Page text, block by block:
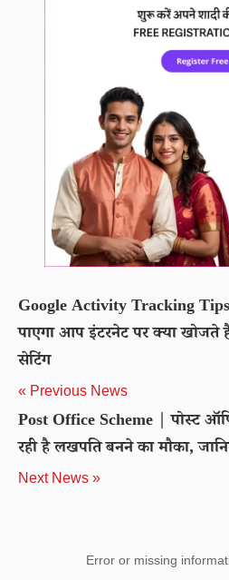
Google Activity Tracking
पाएगा आप इंटरनेट पर क्या
सेटिंग
« Previous News
Post Office Scheme | पोस्ट
रही है लखपति बनने का मौका,
Next News »
Error or missing